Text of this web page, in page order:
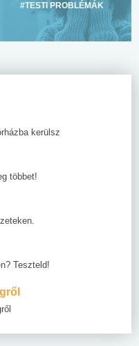
#TESTI PROBLÉMÁK
kerülsz
többet!
Teszteld!